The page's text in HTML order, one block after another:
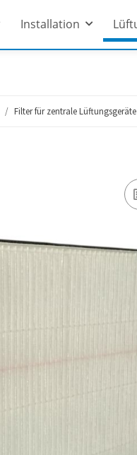
Installation
Filter für zentrale Lüftungsgeräte